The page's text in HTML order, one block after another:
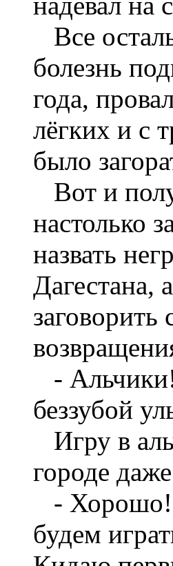
Все
болезнь
года,
лёгких и с
было
Вот и
настолько
назвать
Дагестана,
- Альчики!
беззубой
Игру в
городе
- Хорошо!
будем